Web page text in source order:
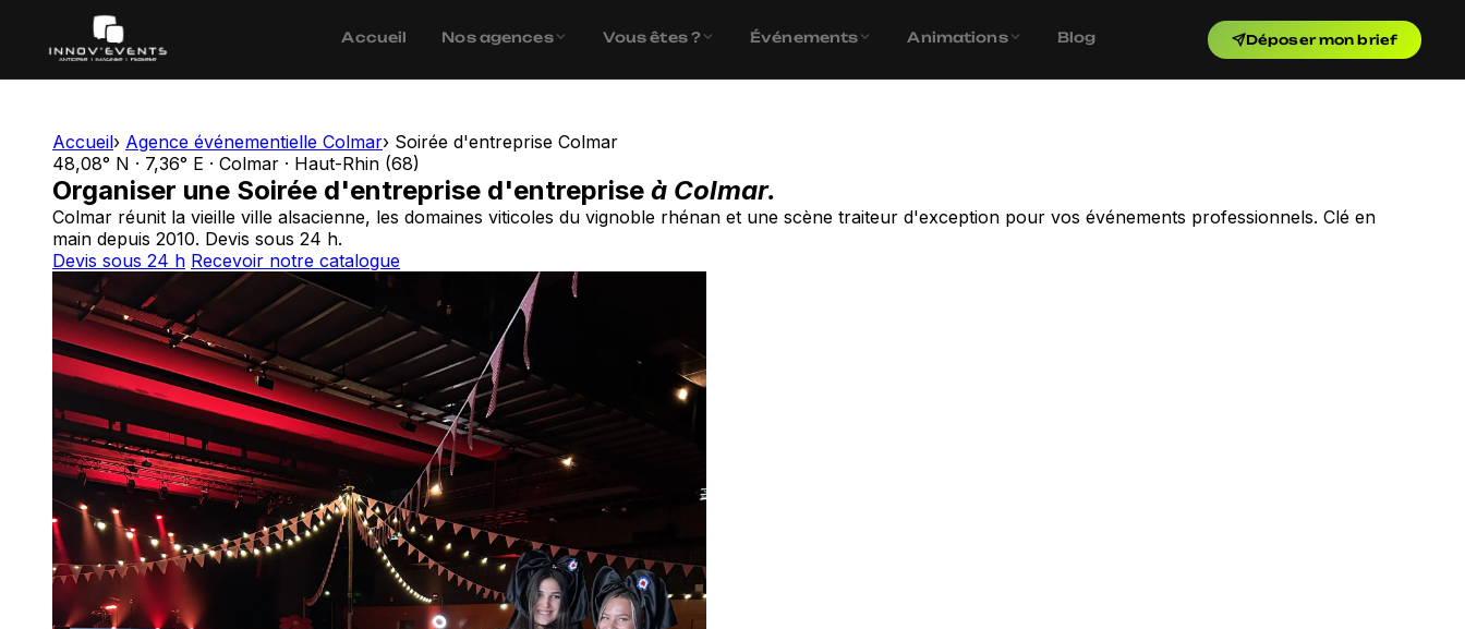
Accueil Nos agences Vous êtes ? Événements Animations Blog Déposer mon brief
Accueil› Agence événementielle Colmar› Soirée d'entreprise Colmar
48,08° N · 7,36° E · Colmar · Haut-Rhin (68)
Organiser une Soirée d'entreprise d'entreprise à Colmar.
Colmar réunit la vieille ville alsacienne, les domaines viticoles du vignoble rhénan et une scène traiteur d'exception pour vos événements professionnels. Clé en
main depuis 2010. Devis sous 24 h.
Devis sous 24 h Recevoir notre catalogue